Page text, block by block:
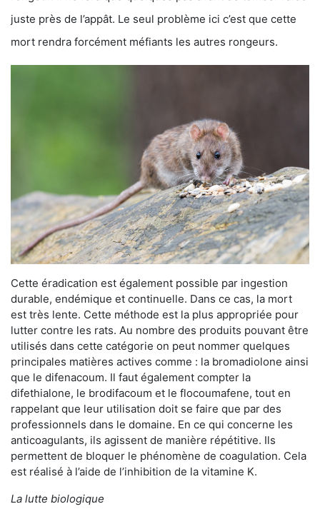
juste près de l’appât. Le seul problème ici c’est que cette
mort rendra forcément méfiants les autres rongeurs.
Cette éradication est également possible par ingestion
durable, endémique et continuelle. Dans ce cas, la mort
est très lente. Cette méthode est la plus appropriée pour
lutter contre les rats. Au nombre des produits pouvant être
utilisés dans cette catégorie on peut nommer quelques
principales matières actives comme : la bromadiolone ainsi
que le difenacoum. Il faut également compter la
difethialone, le brodifacoum et le flocoumafene, tout en
rappelant que leur utilisation doit se faire que par des
professionnels dans le domaine. En ce qui concerne les
anticoagulants, ils agissent de manière répétitive. Ils
permettent de bloquer le phénomène de coagulation. Cela
est réalisé à l’aide de l’inhibition de la vitamine K.
La lutte biologique